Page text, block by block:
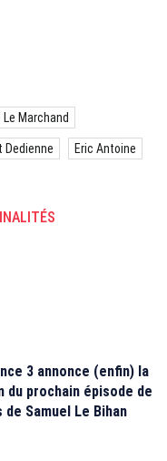
Le Marchand
Dedienne Eric Antoine
3 annonce (enfin) la
prochain épisode de
Samuel Le Bihan